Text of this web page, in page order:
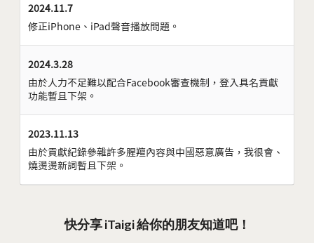
2024.11.7
修正iPhone、iPad聲音播放問題。
2024.3.28
由於人力不足難以配合Facebook審查機制，登入具名貢獻
功能暫且下架。
2023.11.13
由於貢獻紀錄參雜許多腥羶內容與中國惡意廣告，我很會、
燒燙燙新詞暫且下架。
快分享 iTaigi 給你的朋友知道吧！